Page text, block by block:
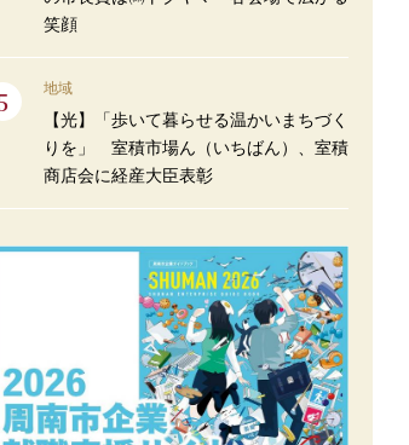
笑顔
地域
【光】「歩いて暮らせる温かいまちづく
りを」 室積市場ん（いちばん）、室積
商店会に経産大臣表彰